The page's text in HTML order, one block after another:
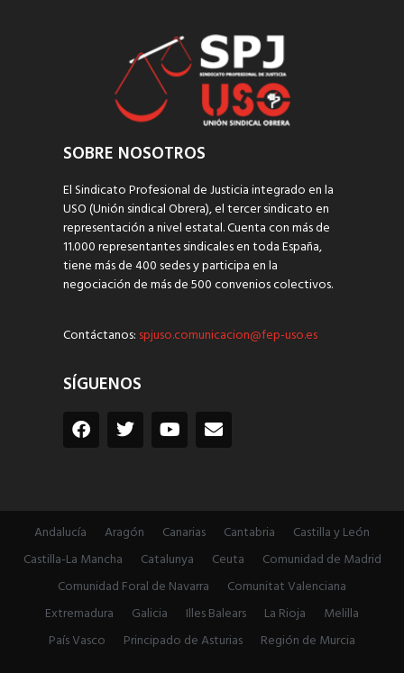
SOBRE NOSOTROS
El Sindicato Profesional de Justicia integrado en la
USO (Unión sindical Obrera), el tercer sindicato en
representación a nivel estatal. Cuenta con más de
11.000 representantes sindicales en toda España,
tiene más de 400 sedes y participa en la
negociación de más de 500 convenios colectivos.
Contáctanos: spjuso.comunicacion@fep-uso.es
SÍGUENOS
Andalucía Aragón Canarias Cantabria
Castilla y León
Castilla-La Mancha
Catalunya Ceuta
Comunidad de Madrid
Comunidad Foral de Navarra
Comunitat Valenciana
Extremadura
Galicia Illes Balears La Rioja
Melilla
País Vasco
Principado de Asturias
Región de Murcia